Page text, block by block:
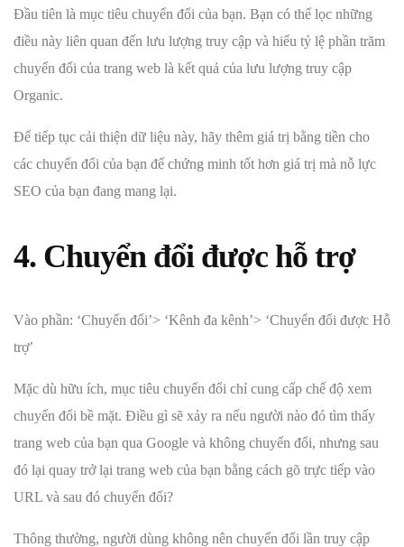
Đầu tiên là mục tiêu chuyển đổi của bạn. Bạn có thể lọc những
điều này liên quan đến lưu lượng truy cập và hiểu tỷ lệ phần trăm
chuyển đổi của trang web là kết quả của lưu lượng truy cập
Organic.
Để tiếp tục cải thiện dữ liệu này, hãy thêm giá trị bằng tiền cho
các chuyển đổi của bạn để chứng minh tốt hơn giá trị mà nỗ lực
SEO của bạn đang mang lại.
4. Chuyển đổi được hỗ trợ
Vào phần: ‘Chuyển đổi’> ‘Kênh đa kênh’> ‘Chuyển đổi được Hỗ
trợ’
Mặc dù hữu ích, mục tiêu chuyển đổi chỉ cung cấp chế độ xem
chuyển đổi bề mặt. Điều gì sẽ xảy ra nếu người nào đó tìm thấy
trang web của bạn qua Google và không chuyển đổi, nhưng sau
đó lại quay trở lại trang web của bạn bằng cách gõ trực tiếp vào
URL và sau đó chuyển đổi?
Thông thường, người dùng không nên chuyển đổi lần truy cập